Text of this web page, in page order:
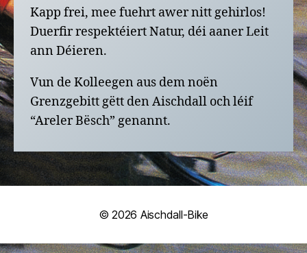
Kapp frei, mee fuehrt awer nitt gehirlos!
Duerfir respektéiert Natur, déi aaner Leit
ann Déieren.
Vun de Kolleegen aus dem noën
Grenzgebitt gëtt den Aischdall och léif
“Areler Bësch” genannt.
© 2026 Aischdall-Bike